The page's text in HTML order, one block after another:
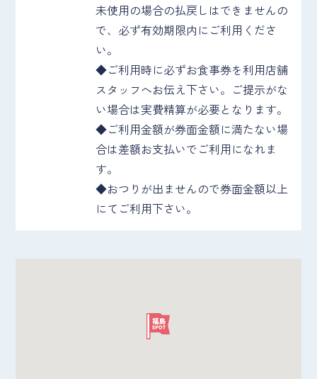
未使用の場合の払戻しはできませんの
で、必ず有効期限内にご利用くださ
い。
◆ご利用時に必ずお食事券を利用店舗
スタッフへお伝え下さい。ご提示がな
い場合は実費精算が必要となります。
◆ご利用金額が券面金額に満たない場
合は差額お支払いでご利用になれま
す。
◆おつりが出ませんので券面金額以上
にてご利用下さい。